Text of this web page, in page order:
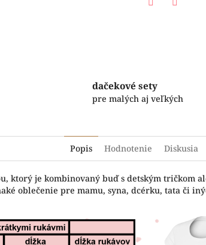
dačekové sety
pre malých aj veľkých
Popis Hodnotenie Diskusia
ktorý je kombinovaný buď s detským tričkom
oblečenie pre mamu, syna, dcérku, tata či